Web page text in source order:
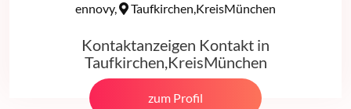
ennovy, Taufkirchen,KreisMünchen
Kontaktanzeigen Kontakt in
Taufkirchen,KreisMünchen
zum Profil